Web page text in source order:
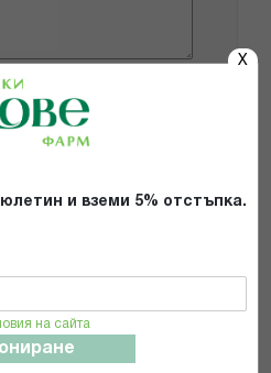
X
и вземи 5% отстъпка.
на сайта
политиката за